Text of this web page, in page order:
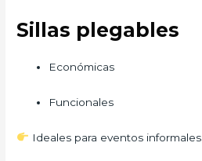
Sillas plegables
Económicas
Funcionales
Ideales para eventos informales.